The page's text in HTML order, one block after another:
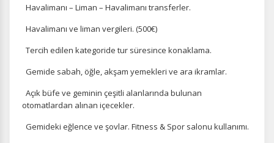
Havalimanı – Liman – Havalimanı transferler.
Havalimanı ve liman vergileri. (500€)
Tercih edilen kategoride tur süresince konaklama.
Gemide sabah, öğle, akşam yemekleri ve ara ikramlar.
Açık büfe ve geminin çeşitli alanlarında bulunan
otomatlardan alınan içecekler.
Gemideki eğlence ve şovlar. Fitness & Spor salonu kullanımı.